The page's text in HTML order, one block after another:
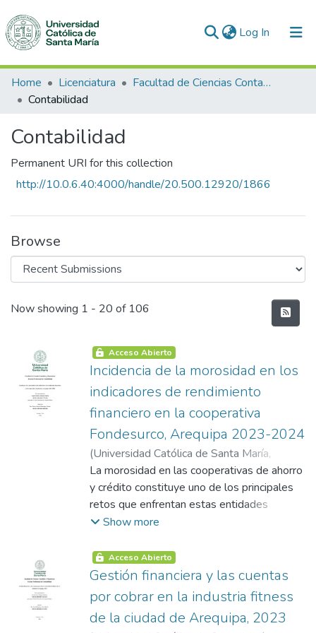
Log In (current)
Communities & Collections
All of DSpace
Statistics
Home Licenciatura
Facultad de Ciencias Contables y Financieras
Contabilidad
Contabilidad
Permanent URI for this collection
http://10.0.6.40:4000/handle/20.500.12920/1866
Browse
Recent Submissions
Now showing 1 - 20 of 106
Acceso Abierto
Incidencia de la morosidad en los
indicadores de rendimiento
financiero en la cooperativa
Fondesurco, Arequipa 2023-2024
(Universidad Católica de Santa María,
2026-05-30 )Carpio Medina, Kimberly
Niabeth
La morosidad en las cooperativas de ahorro
y crédito constituye uno de los principales
retos que enfrentan estas entidades
financieras, ya que tiene un impacto directo
económico y financiero. En particular, la
Cooperativa de Ahorro y Crédito
FONDESURCO, que opera principalmente
en Arequipa y otras regiones del sur del
Perú, ha experimentado una creciente
Show more
Acceso Abierto
Gestión financiera y las cuentas
por cobrar en la industria fitness
de la ciudad de Arequipa, 2023